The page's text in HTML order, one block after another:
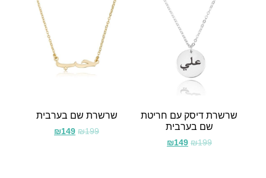
שרשרת דיסק עם חריטת
שם בערבית
₪199
₪149
שרשרת שם בערבית
₪199
₪149